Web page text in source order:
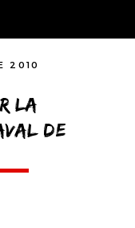
2010
la
de